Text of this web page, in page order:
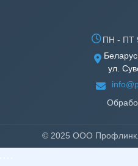
ПН - ПТ
ул.
© 2025 ООО